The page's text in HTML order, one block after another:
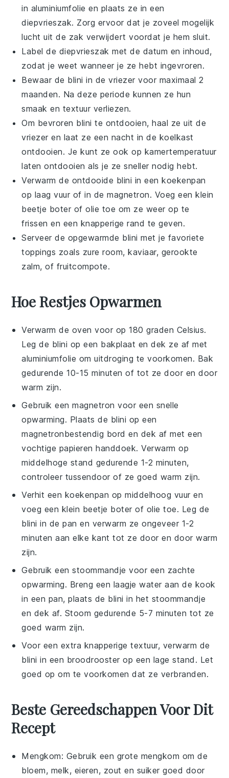
in aluminiumfolie en plaats ze in een
diepvrieszak. Zorg ervoor dat je zoveel mogelijk
lucht uit de zak verwijdert voordat je hem sluit.
Label de diepvrieszak met de datum en inhoud,
zodat je weet wanneer je ze hebt ingevroren.
Bewaar de blini in de vriezer voor maximaal 2
maanden. Na deze periode kunnen ze hun
smaak en textuur verliezen.
Om bevroren blini te ontdooien, haal ze uit de
vriezer en laat ze een nacht in de koelkast
ontdooien. Je kunt ze ook op kamertemperatuur
laten ontdooien als je ze sneller nodig hebt.
Verwarm de ontdooide blini in een koekenpan
op laag vuur of in de magnetron. Voeg een klein
beetje boter ofolie toe om ze weer op te
frissen en een knapperige rand te geven.
Serveer de opgewarmde blini met je favoriete
toppings zoals zure room,kaviaar, gerookte
zalm, of fruitcompote.
Hoe Restjes Opwarmen
Verwarm de oven voor op 180 graden Celsius.
Leg de blini op een bakplaat en dek ze af met
aluminiumfolie om uitdroging te voorkomen. Bak
gedurende 10-15 minuten of tot ze door en door
warm zijn.
Gebruik een magnetron voor een snelle
opwarming. Plaats de blini op een
magnetronbestendig bord en dek af met een
vochtige papieren handdoek. Verwarm op
middelhoge stand gedurende 1-2 minuten,
controleer tussendoor of ze goed warm zijn.
Verhit een koekenpan op middelhoog vuur en
voeg een klein beetje boter of olie toe. Leg de
blini in de pan en verwarm ze ongeveer 1-2
minuten aan elke kant tot ze door en door warm
zijn.
Gebruik een stoommandje voor een zachte
opwarming. Breng een laagje water aan de kook
in een pan, plaats de blini in het stoommandje
en dek af. Stoom gedurende 5-7 minuten tot ze
goed warm zijn.
Voor een extra knapperige textuur, verwarm de
blini in een broodrooster op een lage stand. Let
goed op om te voorkomen dat ze verbranden.
Beste Gereedschappen Voor Dit
Recept
Mengkom: Gebruik een grote mengkom om de
bloem, melk, eieren, zout en suiker goed door